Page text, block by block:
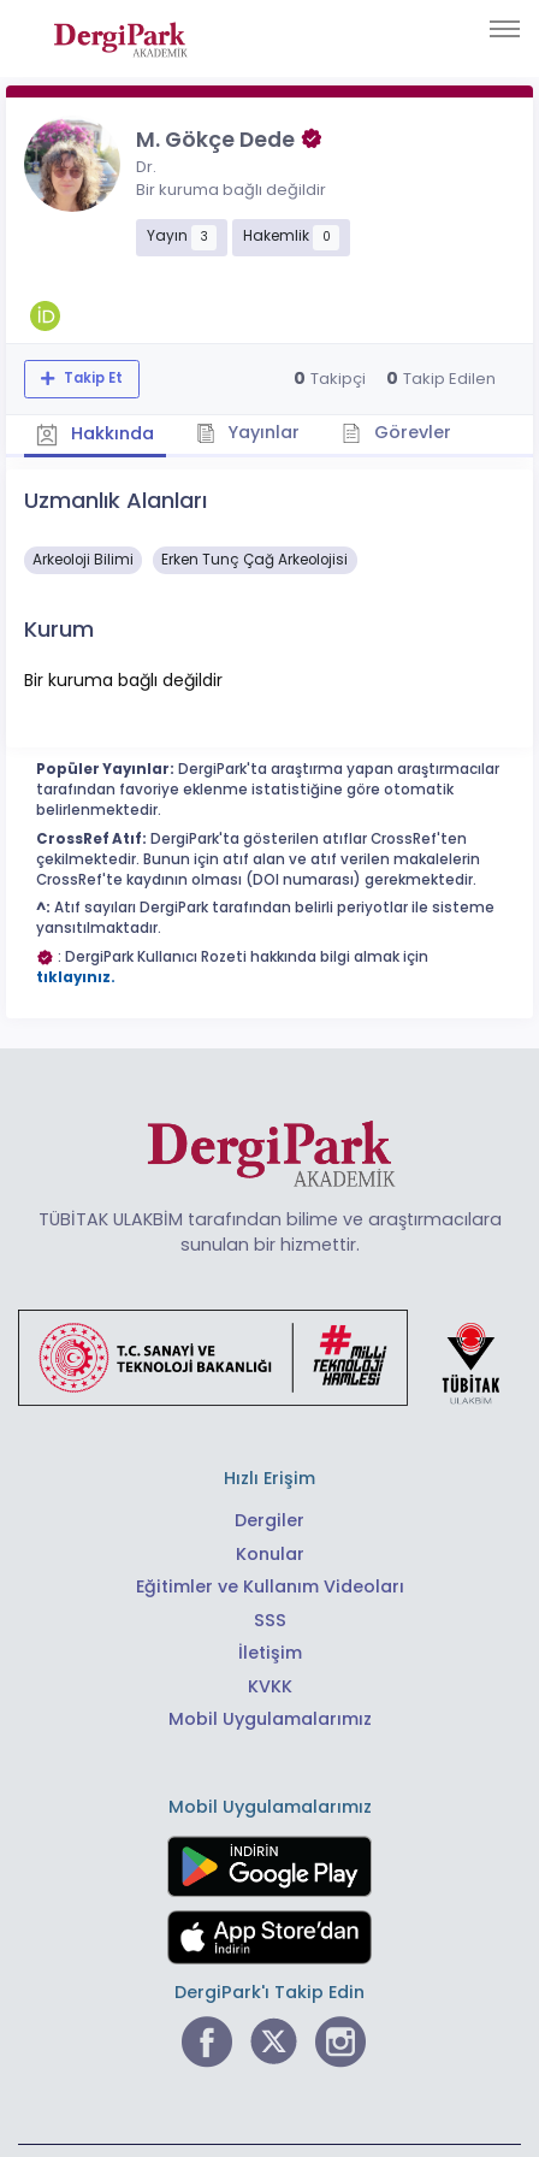
M. Gökçe Dede
Dr.
Bir kuruma bağlı değildir
Yayın 3 Hakemlik 0
Takip Et 0 Takipçi 0 Takip Edilen
Hakkında Yayınlar Görevler
Uzmanlık Alanları
Arkeoloji Bilimi Erken Tunç Çağ Arkeolojisi
Kurum
Bir kuruma bağlı değildir
Popüler Yayınlar: DergiPark'ta araştırma yapan araştırmacılar
tarafından favoriye eklenme istatistiğine göre otomatik
belirlenmektedir.
CrossRef Atıf: DergiPark'ta gösterilen atıflar CrossRef'ten
çekilmektedir. Bunun için atıf alan ve atıf verilen makalelerin
CrossRef'te kaydının olması (DOI numarası) gerekmektedir.
^: Atıf sayıları DergiPark tarafından belirli periyotlar ile sisteme
yansıtılmaktadır.
: DergiPark Kullanıcı Rozeti hakkında bilgi almak için
tıklayınız.
TÜBİTAK ULAKBİM tarafından bilime ve araştırmacılara
sunulan bir hizmettir.
Hızlı Erişim
Dergiler
Konular
Eğitimler ve Kullanım Videoları
SSS
İletişim
KVKK
Mobil Uygulamalarımız
Mobil Uygulamalarımız
DergiPark'ı Takip Edin